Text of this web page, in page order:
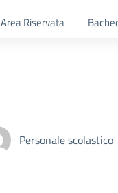
Area Riservata
Personale scolastico